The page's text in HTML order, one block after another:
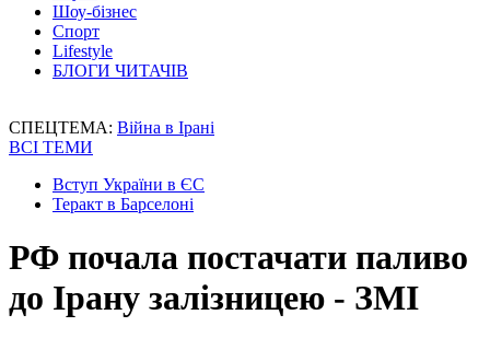
Шоу-бізнес
Спорт
Lifestyle
БЛОГИ ЧИТАЧІВ
СПЕЦТЕМА: Війна в Ірані
ВСІ ТЕМИ
Вступ України в ЄС
Теракт в Барселоні
РФ почала постачати паливо
до Ірану залізницею - ЗМІ